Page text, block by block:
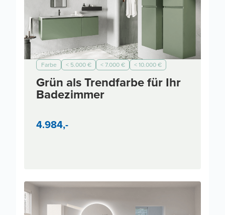
Farbe < 5.000 € < 7.000 €
< 10.000 €
Modern
Grün als Trendfarbe für Ihr
Badezimmer
4.984,-